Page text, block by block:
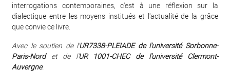
interrogations contemporaines, c'est à une réflexion sur la
dialectique entre les moyens institués et l'actualité de la grâce
que convie ce livre.
Avec le soutien de l'UR7338-PLEIADE de l'université Sorbonne-
Paris-Nordet de l'UR 1001-CHEC de l'université Clermont-
Auvergne.